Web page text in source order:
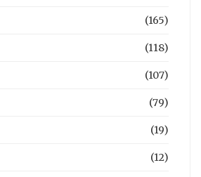
(165)
(118)
(107)
(79)
(19)
(12)